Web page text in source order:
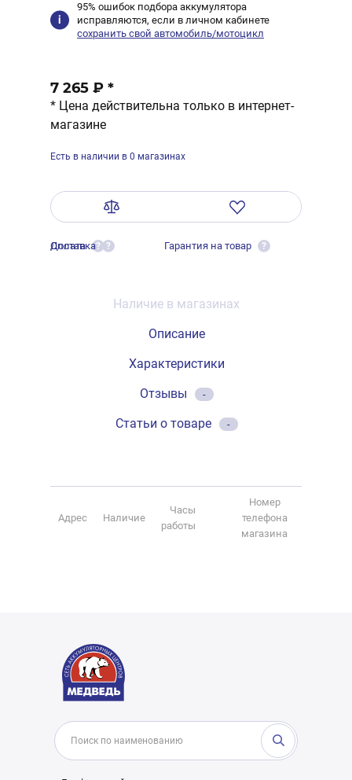
95% ошибок подбора аккумулятора
исправляются, если в личном кабинете
сохранить свой автомобиль/мотоцикл
7 265 ₽ *
* Цена действительна только в интернет-
магазине
Есть в наличии в 0 магазинах
Оплата ?
Доставка ? Гарантия на товар ?
Наличие в магазинах
Описание
Характеристики
Отзывы
-
Статьи о товаре -
Адрес Наличие
Часы
работы
Номер
телефона
магазина